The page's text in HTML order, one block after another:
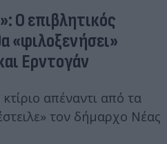
Ο επιβλητικός
«φιλοξενήσει»
Ερντογάν
απέναντι από τα
τον δήμαρχο Νέας